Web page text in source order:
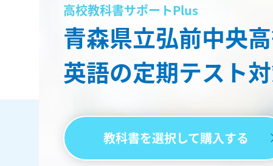
高校教科書サポートPlus
青森県立弘前中央
英語の定期テスト
教科書を選択して購入する